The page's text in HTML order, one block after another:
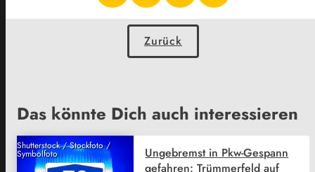
Zurück
Das könnte Dich auch interessieren
Shutterstock / Stockfoto /
Symbolfoto
Ungebremst in Pkw-Gespann
gefahren: Trümmerfeld auf